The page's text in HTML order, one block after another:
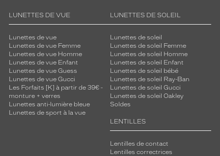
LUNETTES DE VUE
Lunettes de vue
Lunettes de vue Femme
Lunettes de vue Homme
Lunettes de vue Enfant
Lunettes de vue Guess
Lunettes de vue Gucci
Les Forfaits [K] à partir de 39€ -
monture + verres
Lunettes anti-lumière bleue
Lunettes de sport à la vue
LUNETTES DE SOLEIL
Lunettes de soleil
Lunettes de soleil Femme
Lunettes de soleil Homme
Lunettes de soleil Enfant
Lunettes de soleil bébé
Lunettes de soleil Ray-Ban
Lunettes de soleil Gucci
Lunettes de soleil Oakley
Soldes
LENTILLES
Lentilles de contact
Lentilles correctrices